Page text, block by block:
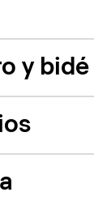
y bidé